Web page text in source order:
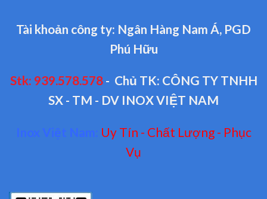
Tài khoản công ty: Ngân Hàng Nam Á, PGD
Phú Hữu
Stk: 939.578.578- Chủ TK: CÔNG TY TNHH
SX - TM - DV INOX VIỆT NAM
Inox Việt Nam: Uy Tín - Chất Lượng - Phục
Vụ